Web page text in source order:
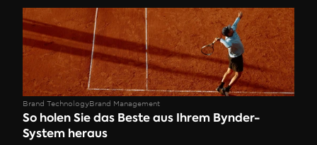
Brand TechnologyBrand Management
So holen Sie das Beste aus Ihrem Bynder-
System heraus